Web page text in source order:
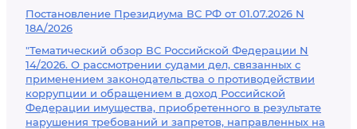
Постановление Президиума ВС РФ от 01.07.2026 N
18А/2026
"Тематический обзор ВС Российской Федерации N
14/2026. О рассмотрении судами дел, связанных с
применением законодательства о противодействии
коррупции и обращением в доход Российской
Федерации имущества, приобретенного в результате
нарушения требований и запретов, направленных на